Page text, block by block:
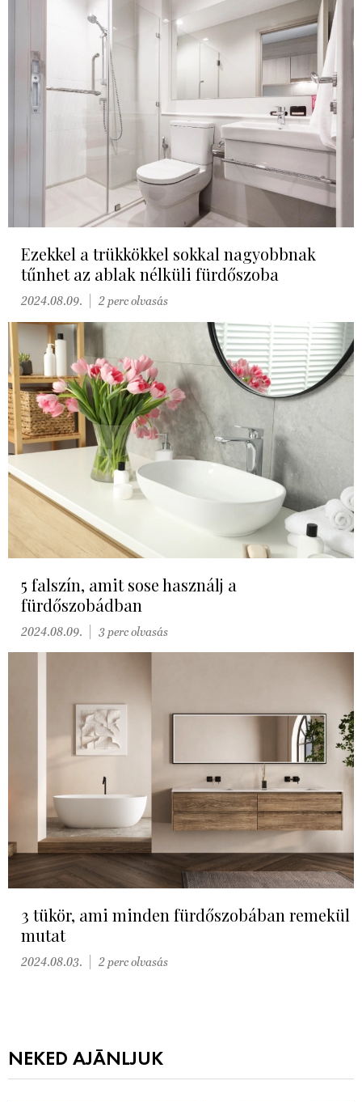
Ezekkel a trükkökkel sokkal nagyobbnak
tűnhet az ablak nélküli fürdőszoba
2024.08.09. 2 perc olvasás
5 falszín, amit sose használj a
fürdőszobádban
2024.08.09. 3 perc olvasás
3 tükör, ami minden fürdőszobában remekül
mutat
2024.08.03. 2 perc olvasás
NEKED AJÁNLJUK